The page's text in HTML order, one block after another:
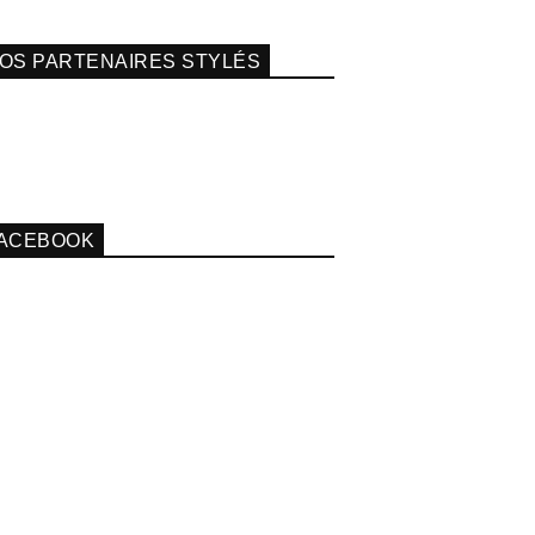
PARTENAIRES STYLÉS